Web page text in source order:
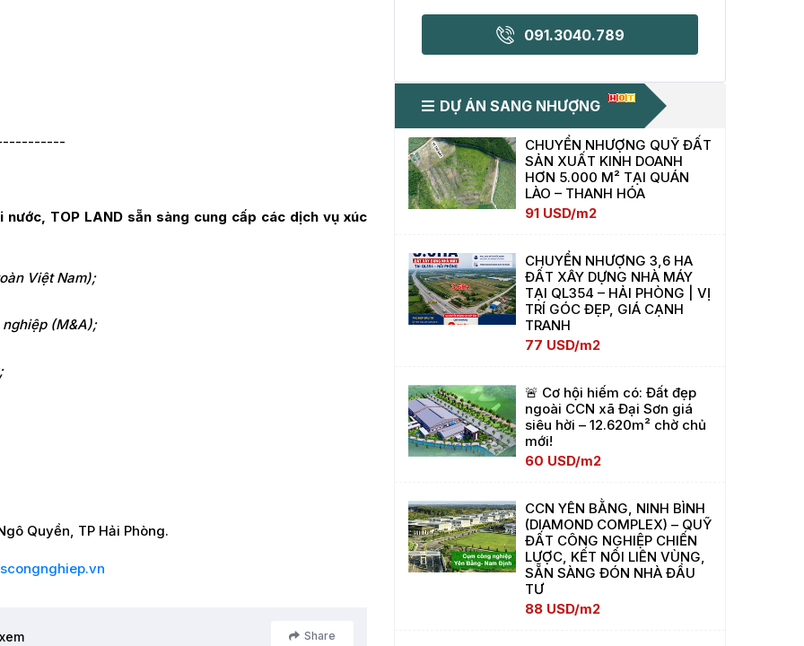
TOP LAND sẵn sàng cung cấp các dịch vụ xúc
Việt Nam);
(M&A);
Quyền, TP Hải Phòng.
Share
091.3040.789
DỰ ÁN SANG NHƯỢNG
CHUYỂN NHƯỢNG QUỸ ĐẤT
SẢN XUẤT KINH DOANH
HƠN 5.000 M² TẠI QUÁN
LÀO – THANH HÓA
91 USD/m2
CHUYỂN NHƯỢNG 3,6 HA
ĐẤT XÂY DỰNG NHÀ MÁY
TẠI QL354 – HẢI PHÒNG | VỊ
TRÍ GÓC ĐẸP, GIÁ CẠNH
TRANH
77 USD/m2
🚨 Cơ hội hiếm có: Đất đẹp
ngoài CCN xã Đại Sơn giá
siêu hời – 12.620m² chờ chủ
mới!
60 USD/m2
CCN YÊN BẰNG, NINH BÌNH
(DIAMOND COMPLEX) – QUỸ
ĐẤT CÔNG NGHIỆP CHIẾN
LƯỢC, KẾT NỐI LIÊN VÙNG,
SẴN SÀNG ĐÓN NHÀ ĐẦU
TƯ
88 USD/m2